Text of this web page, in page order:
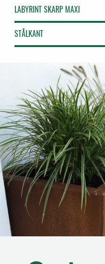
LABYRINT SKARP MAXI
STÅLKANT